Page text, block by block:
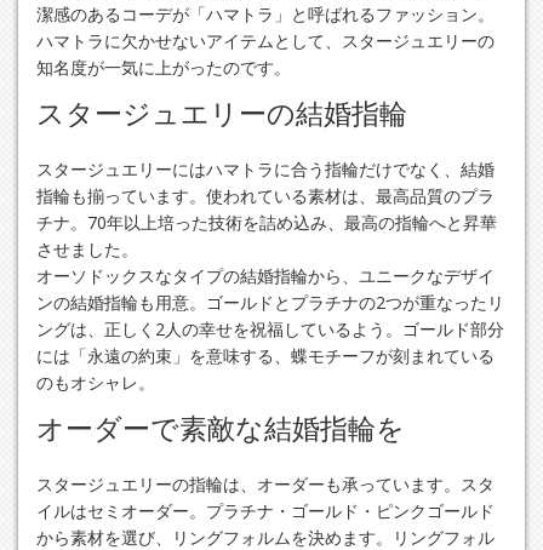
潔感のあるコーデが「ハマトラ」と呼ばれるファッション。
ハマトラに欠かせないアイテムとして、スタージュエリーの
知名度が一気に上がったのです。
スタージュエリーの結婚指輪
スタージュエリーにはハマトラに合う指輪だけでなく、結婚
指輪も揃っています。使われている素材は、最高品質のプラ
チナ。70年以上培った技術を詰め込み、最高の指輪へと昇華
させました。
オーソドックスなタイプの結婚指輪から、ユニークなデザイ
ンの結婚指輪も用意。ゴールドとプラチナの2つが重なったリ
ングは、正しく2人の幸せを祝福しているよう。ゴールド部分
には「永遠の約束」を意味する、蝶モチーフが刻まれている
のもオシャレ。
オーダーで素敵な結婚指輪を
スタージュエリーの指輪は、オーダーも承っています。スタ
イルはセミオーダー。プラチナ・ゴールド・ピンクゴールド
から素材を選び、リングフォルムを決めます。リングフォル